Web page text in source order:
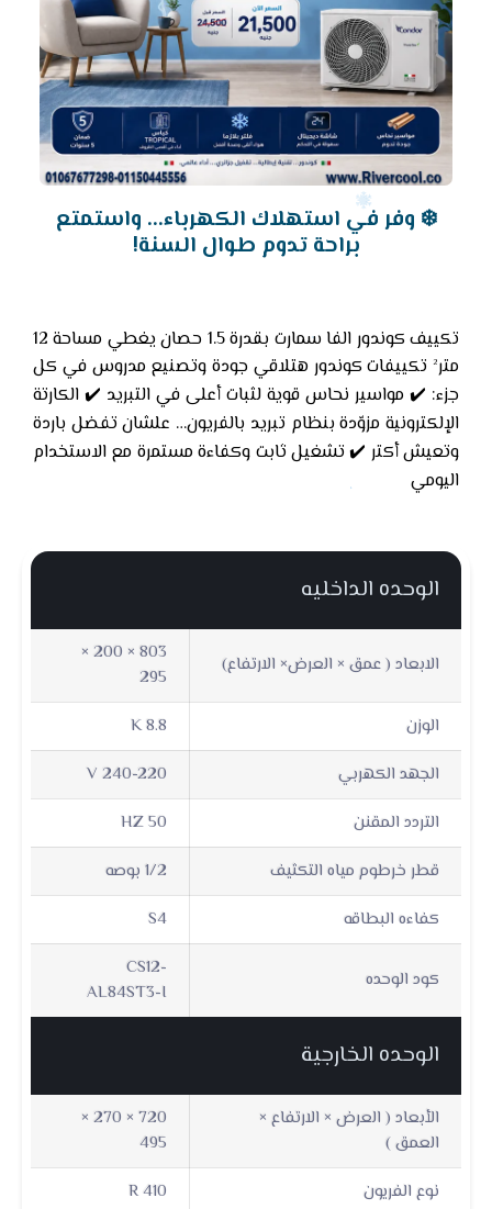
❄️ وفر في استهلاك الكهرباء... واستمتع
براحة تدوم طوال السنة!
تكييف كوندور الفا سمارت بقدرة 1.5 حصان يغطي مساحة 12
متر² تكييفات كوندور هتلاقي جودة وتصنيع مدروس في كل
جزء: ✔️ مواسير نحاس قوية لثبات أعلى في التبريد ✔️ الكارتة
الإلكترونية مزوّدة بنظام تبريد بالفريون… علشان تفضل باردة
وتعيش أكتر ✔️ تشغيل ثابت وكفاءة مستمرة مع الاستخدام
اليومي
الوحده الداخليه
803 × 200 ×
295
الابعاد ( عمق × العرض× الارتفاع)
8.8 K
الوزن
240-220 V
الجهد الكهربي
50 HZ
التردد المقنن
1/2 بوصه
قطر خرطوم مياه التكثيف
S4
كفاءه البطاقه
CS12-
AL84ST3-I
كود الوحده
الوحده الخارجية
720 × 270 ×
495
الأبعاد ( العرض × الارتفاع ×
العمق )
R 410
نوع الفريون